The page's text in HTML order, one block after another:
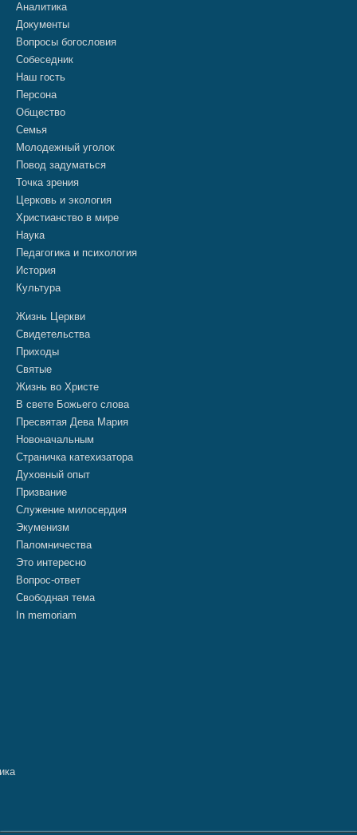
Аналитика
Документы
Вопросы богословия
Собеседник
Наш гость
Персона
Общество
Семья
Молодежный уголок
Повод задуматься
Точка зрения
Церковь и экология
Христианство в мире
Наука
Педагогика и психология
История
Культура
Жизнь Церкви
Свидетельства
Приходы
Святые
Жизнь во Христе
В свете Божьего слова
Пресвятая Дева Мария
Новоначальным
Страничка катехизатора
Духовный опыт
Призвание
Служение милосердия
Экуменизм
Паломничества
Это интересно
Вопрос-ответ
Свободная тема
In memoriam